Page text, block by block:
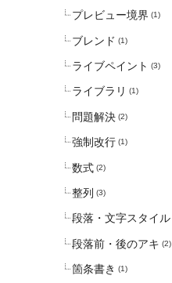
プレビュー境界 (1)
ブレンド (1)
ライブペイント (3)
ライブラリ (1)
問題解決 (2)
強制改行 (1)
数式 (2)
整列 (3)
段落・文字スタイル
段落前・後のアキ (2)
箇条書き (1)